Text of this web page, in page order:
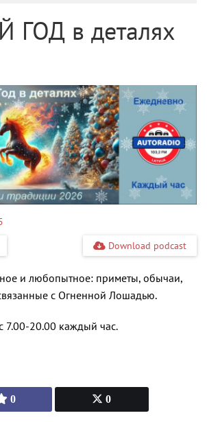
ГОД в деталях
0 0
Download podcast
и любопытное: приметы, обычаи,
с Огненной Лошадью.
7.00-20.00 каждый час.